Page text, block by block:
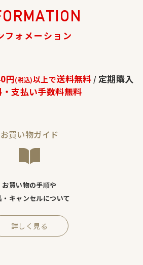
フォメーション
円(税込)以上で送料無料 / 定期購入
・支払い手数料無料
お買い物ガイド
お買い物の手順や
・キャンセルについて
詳しく見る